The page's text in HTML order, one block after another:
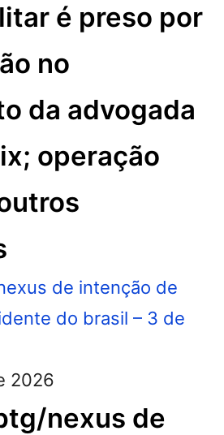
é preso por
no
da advogada
operação
2026
nexus de